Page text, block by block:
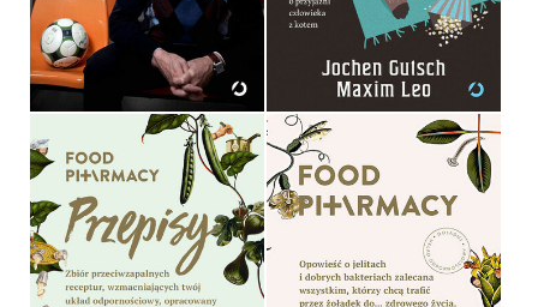
64,99 ZŁ 49,99 ZŁ
FOOD PHARMACY.
PRZEPISY
LINA NERTBY AURELL, MIA
FOOD PHARMACY
LINA NERTBY AURELL, MIA